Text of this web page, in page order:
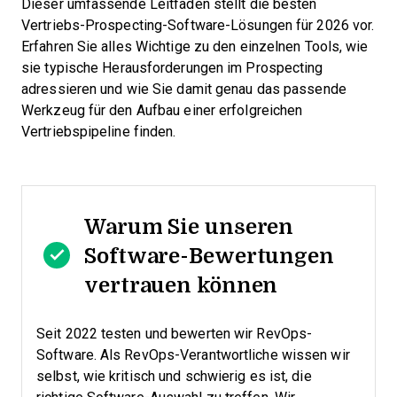
Dieser umfassende Leitfaden stellt die besten
Vertriebs-Prospecting-Software-Lösungen für 2026 vor.
Erfahren Sie alles Wichtige zu den einzelnen Tools, wie
sie typische Herausforderungen im Prospecting
adressieren und wie Sie damit genau das passende
Werkzeug für den Aufbau einer erfolgreichen
Vertriebspipeline finden.
Warum Sie unseren
Software-Bewertungen
vertrauen können
Seit 2022 testen und bewerten wir RevOps-
Software. Als RevOps-Verantwortliche wissen wir
selbst, wie kritisch und schwierig es ist, die